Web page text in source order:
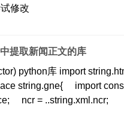
修改
提取新闻正文的库
python库 import
string.gne{ import
ncr = ..string.xml.ncr;